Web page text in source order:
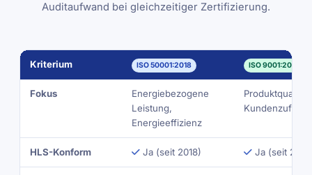
Auditaufwand bei gleichzeitiger Zertifizierung.
Kriterium ISO 50001:2018 ISO 9001:2015
Fokus
Energiebezogene
Leistung,
Energieeffizienz
Produktqualität,
HLS-Konform Ja (seit 2018) Ja (seit